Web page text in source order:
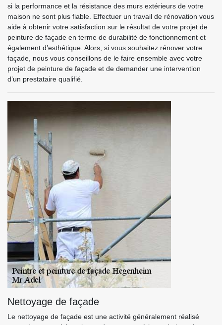
si la performance et la résistance des murs extérieurs de votre
maison ne sont plus fiable. Effectuer un travail de rénovation vous
aide à obtenir votre satisfaction sur le résultat de votre projet de
peinture de façade en terme de durabilité de fonctionnement et
également d’esthétique. Alors, si vous souhaitez rénover votre
façade, nous vous conseillons de le faire ensemble avec votre
projet de peinture de façade et de demander une intervention
d’un prestataire qualifié.
Nettoyage de façade
Le nettoyage de façade est une activité généralement réalisé